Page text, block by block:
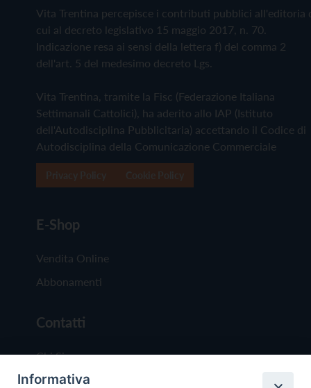
Vita Trentina percepisce i contributi pubblici all'editoria
cui al decreto legislativo 15 maggio 2017, n. 70.
Indicazione resa ai sensi della lettera f) del comma 2
dell'art. 5 del medesimo decreto Lgs.
Vita Trentina, tramite la Fisc (Federazione Italiana
Settimanali Cattolici), ha aderito allo IAP (Istituto
dell'Autodisciplina Pubblicitaria) accettando il Codice di
Autodisciplina della Comunicazione Commerciale
E-Shop
Vendita Online
Abbonamenti
Contatti
Chi Siamo
Redazione
Informativa